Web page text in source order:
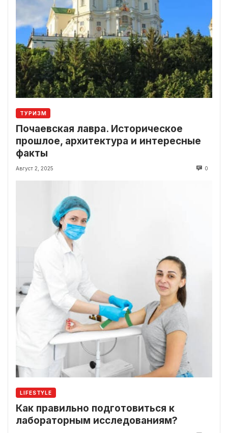
ТУРИЗМ
Почаевская лавра. Историческое
прошлое, архитектура и интересные
факты
Август 2, 2025 0
LIFESTYLE
Как правильно подготовиться к
лабораторным исследованиям?